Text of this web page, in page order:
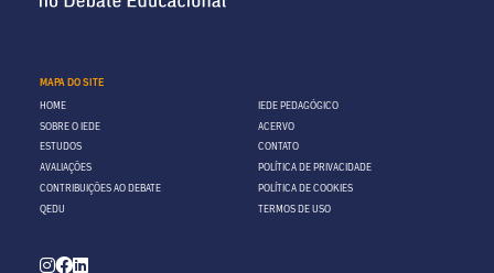
MAPA DO SITE
HOME
SOBRE O IEDE
ESTUDOS
AVALIAÇÕES
CONTRIBUIÇÕES AO DEBATE
QEDU
IEDE PEDAGÓGICO
ACERVO
CONTATO
POLÍTICA DE PRIVACIDADE
POLÍTICA DE COOKIES
TERMOS DE USO